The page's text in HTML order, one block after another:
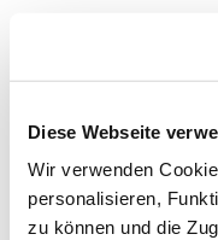
Diese Webseite
Wir verwenden
personalisieren,
zu können und die